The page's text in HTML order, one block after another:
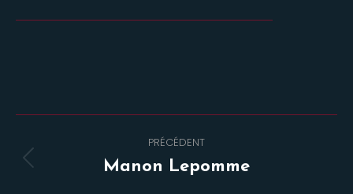
de
PRÉCÉDENT
Onglet
Manon Lepomme